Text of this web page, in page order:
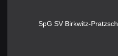
SpG SV Birkwitz-